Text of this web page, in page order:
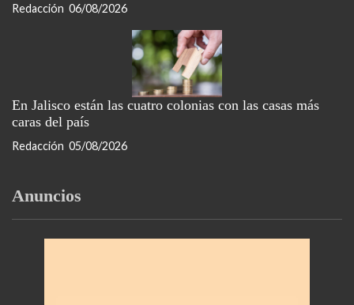
Redacción 06/08/2026
En Jalisco están las cuatro colonias con las casas más
caras del país
Redacción 05/08/2026
Anuncios